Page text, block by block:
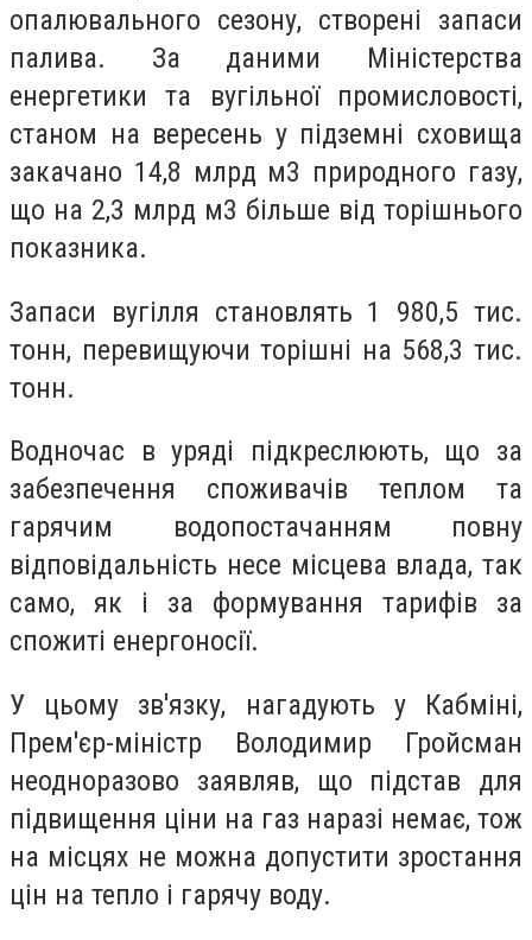
опалювального сезону, створені запаси
палива. За даними Міністерства
енергетики та вугільної промисловості,
станом на вересень у підземні сховища
закачано 14,8 млрд м3 природного газу,
що на 2,3 млрд м3 більше від торішнього
показника.
Запаси вугілля становлять 1 980,5 тис.
тонн, перевищуючи торішні на 568,3 тис.
тонн.
Водночас в уряді підкреслюють, що за
забезпечення споживачів теплом та
гарячим водопостачанням повну
відповідальність несе місцева влада, так
само, як і за формування тарифів за
спожиті енергоносії.
У цьому зв'язку, нагадують у Кабміні,
Прем'єр-міністр Володимир Гройсман
неодноразово заявляв, що підстав для
підвищення ціни на газ наразі немає, тож
на місцях не можна допустити зростання
цін на тепло і гарячу воду.